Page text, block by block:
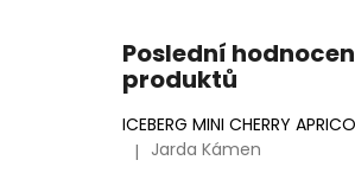
Poslední
produktů
ICEBERG MINI CHERRY
Hodnocení produktu je 5 z 5
| Jarda Kámen